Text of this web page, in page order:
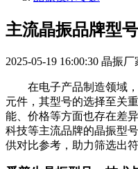
主流晶振品牌型
2025-05-19 16:00:30 晶振厂
在电子产品制造领域，
元件，其型号的选择至关
能、价格等方面也存在差
科技等主流品牌的晶振型
供对比参考，助力筛选出